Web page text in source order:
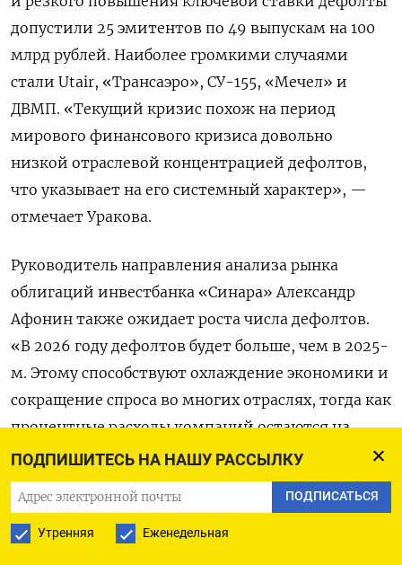
ПОДПИШИТЕСЬ НА НАШУ РАССЫЛКУ
ПОДПИСАТЬСЯ
Утренняя Еженедельная
допустили 25 эмитентов по 49 выпускам на 100
млрд рублей. Наиболее громкими случаями
стали Utair, «Трансаэро», СУ-155, «Мечел» и
ДВМП. «Текущий кризис похож на период
мирового финансового кризиса довольно
низкой отраслевой концентрацией дефолтов,
что указывает на его системный характер», —
отмечает Уракова.
Руководитель направления анализа рынка
облигаций инвестбанка «Синара» Александр
Афонин также ожидает роста числа дефолтов.
«В 2026 году дефолтов будет больше, чем в 2025-
м. Этому способствуют охлаждение экономики и
сокращение спроса во многих отраслях, тогда как
процентные расходы компаний остаются на
повышенном уровне», — считает он. В России
продолжается рекордный по
продолжительности период сохранения жестких
денежно-кредитных условий. В октябре 2024